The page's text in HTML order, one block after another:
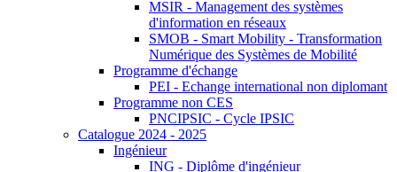
MSIR - Management des systèmes
d'information en réseaux
SMOB - Smart Mobility - Transformation
Numérique des Systèmes de Mobilité
Programme d'échange
PEI - Echange international non diplomant
Programme non CES
PNCIPSIC - Cycle IPSIC
Catalogue 2024 - 2025
Ingénieur
ING - Diplôme d'ingénieur